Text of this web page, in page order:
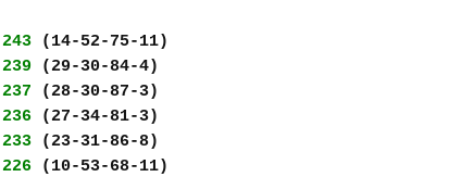
243 (14-52-75-11)
239 (29-30-84-4)
237 (28-30-87-3)
236 (27-34-81-3)
233 (23-31-86-8)
226 (10-53-68-11)